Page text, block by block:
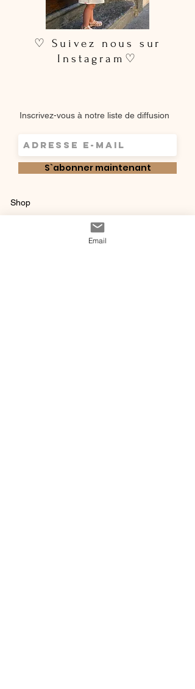
♡ Suivez nous sur
Instagram♡
Inscrivez-vous à notre liste de diffusion
S`abonner maintenant
Shop
instagram
Email